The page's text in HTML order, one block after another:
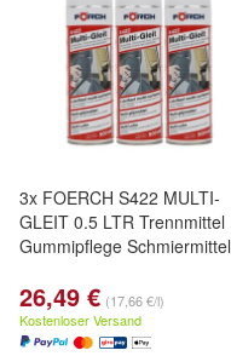
3x FOERCH S422 MULTI-
GLEIT 0.5 LTR Trennmittel
Gummipflege Schmiermittel
26,49 € (17,66 €/l)
Kostenloser Versand